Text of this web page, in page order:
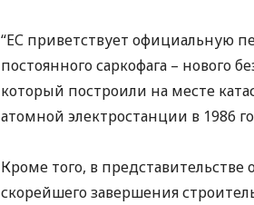
“ЕС приветствует официальную
постоянного саркофага – нового
который построили на месте
атомной электростанции в 1986
Кроме того, в
скорейшего завершения